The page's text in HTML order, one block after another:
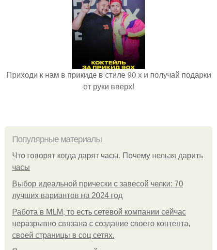
Приходи к нам в прикиде в стиле 90 х и получай подарки
от руки вверх!
Популярные материалы
Что говорят когда дарят часы. Почему нельзя дарить
часы
Выбор идеальной прически с завесой челки: 70
лучших вариантов на 2024 год
Работа в MLM, то есть сетевой компании сейчас
неразрывно связана с создание своего контента,
своей страницы в соц сетях.